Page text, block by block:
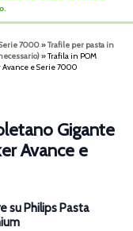
7000»Trafile per pasta in
»Trafila in POM
Avance e Serie 7000
Gigante
Avance e
su Philips Pasta